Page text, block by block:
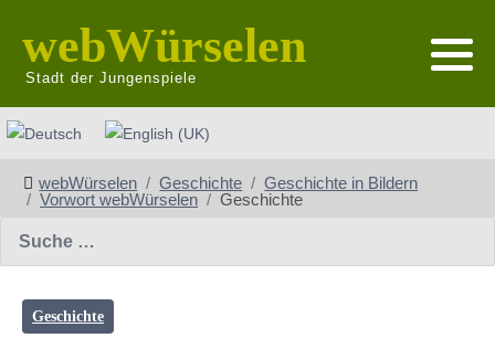
webWürselen
Stadt der Jungenspiele
Sprache auswählen
webWürselen Geschichte
Geschichte in Bildern
Vorwort webWürselen
Geschichte
Geschichte